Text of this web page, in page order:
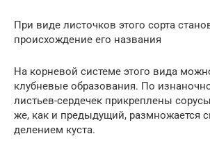
При виде листочков этого сорта
происхождение его названия
На корневой системе этого вида
клубневые образования. По
листьев-сердечек прикреплены
же, как и предыдущий, размножается
делением куста.